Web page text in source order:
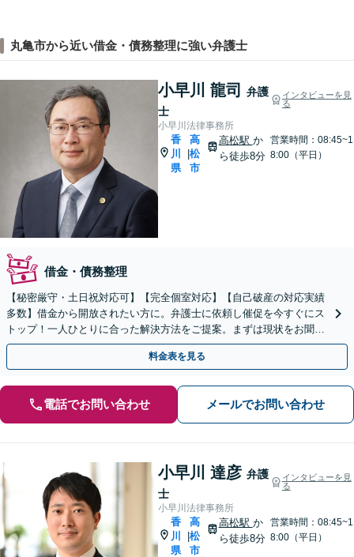
丸亀市から近い借金・債務整理に強い弁護士
小早川 龍司
弁護
士
インタビューを見
る
小早川法律事務所
香
川
県
高
松
市
高松駅 か
ら徒歩8分
営業時間：08:45~1
8:00（平日）
借金・債務整理
【秘密厳守・土日祝対応可】【完全個室対応】【自己破産の対応実績
多数】借金から開放されたい方に。弁護士に依頼し催促を今すぐにス
トップ！一人ひとりに合った解決方法をご提案。まずは現状をお聞か
せください【高松駅徒歩8分】
料金表を見る
電話でお問い合わせ メールでお問い合わせ
小早川 達彦 弁護
士
インタビューを見
る
小早川法律事務所
香
川
県
高
松
市
高松駅 か
ら徒歩8分
営業時間：08:45~1
8:00（平日）